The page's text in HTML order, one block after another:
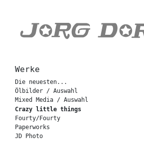
Werke
Die neuesten...
Ölbilder / Auswahl
Mixed Media / Auswahl
Crazy little things
Fourty/Fourty
Paperworks
JD Photo